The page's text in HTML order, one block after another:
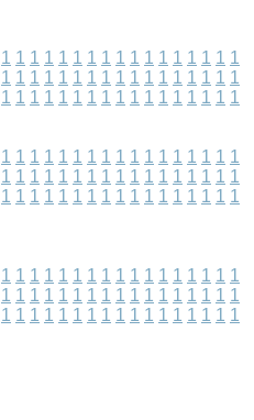
1 1 1 1 1 1 1 1 1 1 1 1 1 1 1 1 1
1 1 1 1 1 1 1 1 1 1 1 1 1 1 1 1 1
1 1 1 1 1 1 1 1 1 1 1 1 1 1 1 1 1
1 1 1 1 1 1 1 1 1 1 1 1 1 1 1 1 1
1 1 1 1 1 1 1 1 1 1 1 1 1 1 1 1 1
1 1 1 1 1 1 1 1 1 1 1 1 1 1 1 1 1
1 1 1 1 1 1 1 1 1 1 1 1 1 1 1 1 1
1 1 1 1 1 1 1 1 1 1 1 1 1 1 1 1 1
1 1 1 1 1 1 1 1 1 1 1 1 1 1 1 1 1